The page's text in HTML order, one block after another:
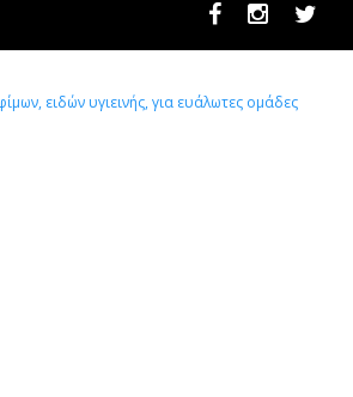
FacebookInstagram
ειδών υγιεινής, για ευάλωτες ομάδες